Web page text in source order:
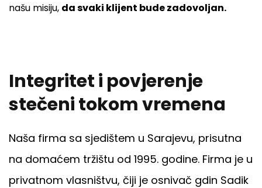
našu misiju, da svaki klijent bude zadovoljan.
Integritet i povjerenje
stečeni tokom vremena
Naša firma sa sjedištem u Sarajevu, prisutna
na domaćem tržištu od 1995. godine. Firma je u
privatnom vlasništvu, čiji je osnivač gdin Sadik